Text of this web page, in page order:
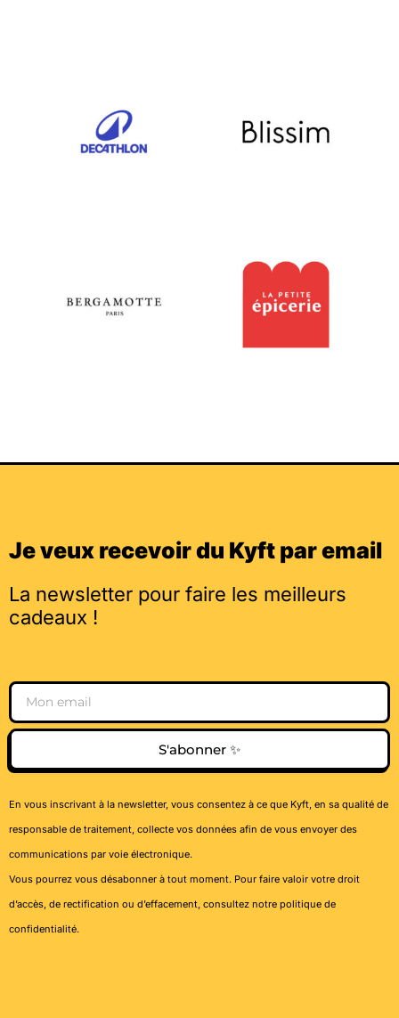
Je veux recevoir du Kyft par email
La newsletter pour faire les meilleurs
cadeaux !
Email
S'abonner ✨
En vous inscrivant à la newsletter, vous consentez à ce que Kyft, en sa qualité de
responsable de traitement, collecte vos données afin de vous envoyer des
communications par voie électronique.
Vous pourrez vous désabonner à tout moment. Pour faire valoir votre droit
d’accès, de rectification ou d’effacement, consultez notre politique de
confidentialité.